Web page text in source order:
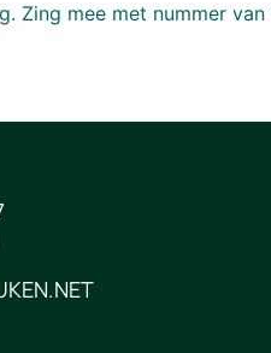
Zing mee met nummer van